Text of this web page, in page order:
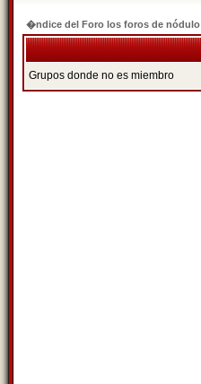
�ndice del Foro los foros de nódulo
Grupos donde no es miembro